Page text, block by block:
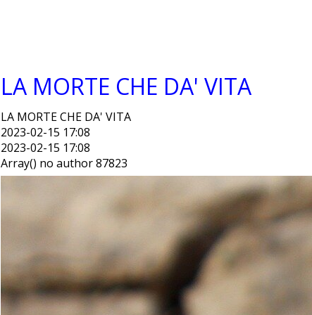
LA MORTE CHE DA' VITA
LA MORTE CHE DA' VITA
2023-02-15 17:08
2023-02-15 17:08
Array() no author 87823